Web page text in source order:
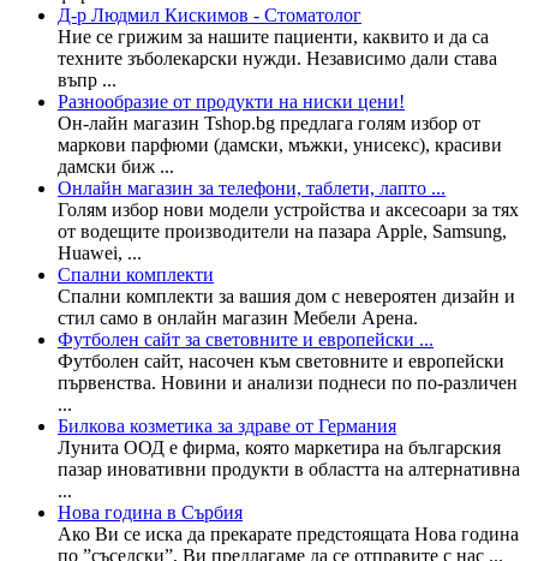
Д-р Людмил Кискимов - Стоматолог
Ние се грижим за нашите пациенти, каквито и да са
техните зъболекарски нужди. Независимо дали става
въпр ...
Разнообразие от продукти на ниски цени!
Он-лайн магазин Tshop.bg предлага голям избор от
маркови парфюми (дамски, мъжки, унисекс), красиви
дамски биж ...
Онлайн магазин за телефони, таблети, лапто ...
Голям избор нови модели устройства и аксесоари за тях
от водещите производители на пазара Apple, Samsung,
Huawei, ...
Спални комплекти
Спални комплекти за вашия дом с невероятен дизайн и
стил само в онлайн магазин Мебели Арена.
Футболен сайт за световните и европейски ...
Футболен сайт, насочен към световните и европейски
първенства. Новини и анализи поднеси по по-различен
...
Билкова козметика за здраве от Германия
Лунита ООД е фирма, която маркетира на българския
пазар иновативни продукти в областта на алтернативна
...
Нова година в Сърбия
Ако Ви се иска да прекарате предстоящата Нова година
по ”съседски”, Ви предлагаме да се отправите с нас ...